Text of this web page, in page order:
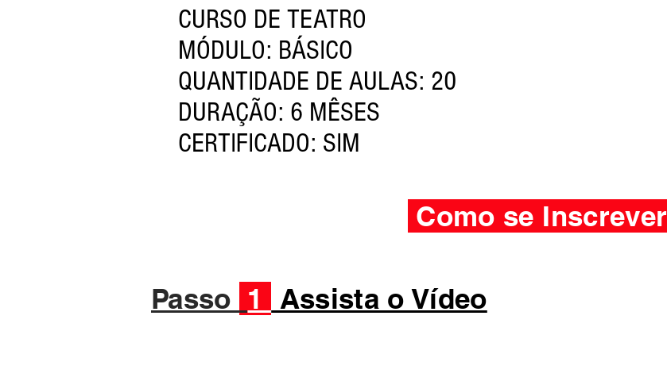
CURSO DE TEATRO
MÓDULO: BÁSICO
QUANTIDADE DE AULAS: 20
DURAÇÃO: 6 MÊSES
CERTIFICADO: SIM
Como se Inscrever
Passo 1 Assista o Vídeo